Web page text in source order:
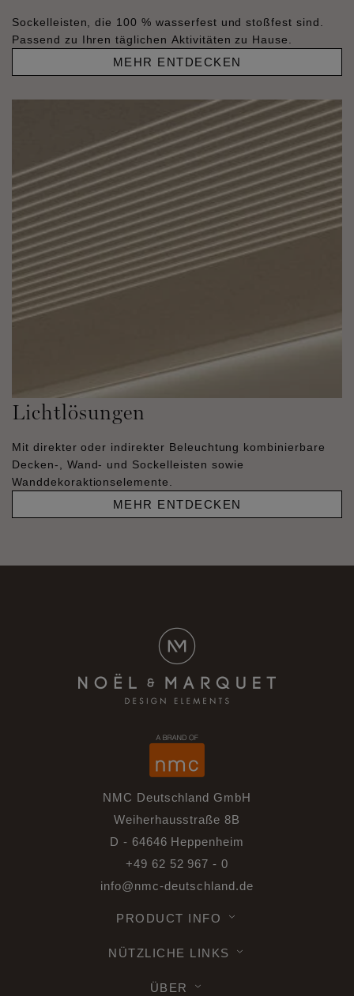
Sockelleisten, die 100 % wasserfest und stoßfest sind.
Passend zu Ihren täglichen Aktivitäten zu Hause.
MEHR ENTDECKEN
Lichtlösungen
Mit direkter oder indirekter Beleuchtung kombinierbare
Decken-, Wand- und Sockelleisten sowie
Wanddekoraktionselemente.
MEHR ENTDECKEN
NMC Deutschland GmbH
Weiherhausstraße 8B
D - 64646 Heppenheim
+49 62 52 967 - 0
info@nmc-deutschland.de
PRODUCT INFO
NÜTZLICHE LINKS
ÜBER